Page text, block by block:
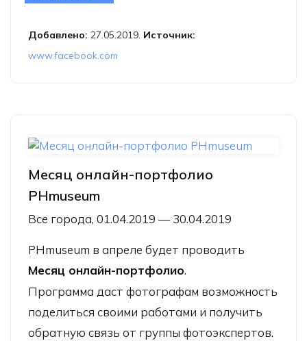
Добавлено: 27.05.2019. Источник:
www.facebook.com
Месяц онлайн-портфолио
PHmuseum
Все города, 01.04.2019 — 30.04.2019
PHmuseum в апреле будет проводить
Месяц онлайн-портфолио.
Программа даст фотографам возможность
поделиться своими работами и получить
обратную связь от группы фотоэкспертов.